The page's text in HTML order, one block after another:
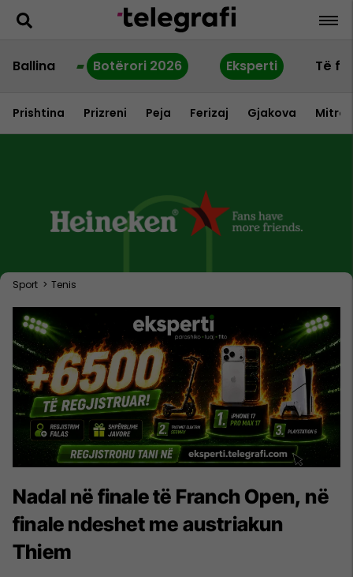
Ballina Botërori 2026 Eksperti Të
Prishtina Prizreni Peja Ferizaj Gjakova
Sport > Tenis
Nadal në finale të Franch Open, në
finale ndeshet me austriakun
Thiem